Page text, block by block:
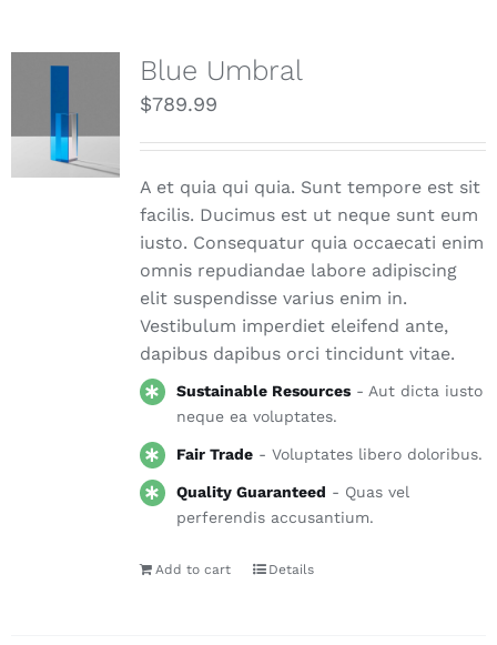
Blue Umbral
$789.99
A et quia qui quia. Sunt tempore est sit
facilis. Ducimus est ut neque sunt eum
iusto. Consequatur quia occaecati enim
omnis repudiandae labore adipiscing
elit suspendisse varius enim in.
Vestibulum imperdiet eleifend ante,
dapibus dapibus orci tincidunt vitae.
Sustainable Resources - Aut dicta iusto
neque ea voluptates.
Fair Trade - Voluptates libero doloribus.
Quality Guaranteed - Quas vel
perferendis accusantium.
Add to cart Details